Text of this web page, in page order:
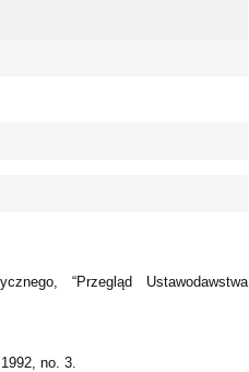
“Przegląd Ustawodawstwa
no. 3.